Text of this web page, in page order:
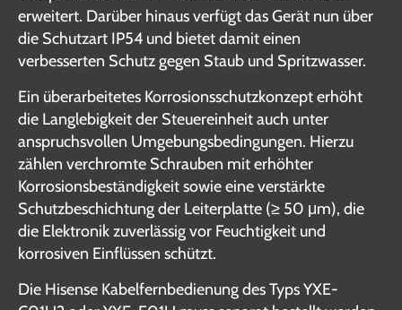
erweitert. Darüber hinaus verfügt das Gerät nun über
die Schutzart IP54 und bietet damit einen
verbesserten Schutz gegen Staub und Spritzwasser.
Ein überarbeitetes Korrosionsschutzkonzept erhöht
die Langlebigkeit der Steuereinheit auch unter
anspruchsvollen Umgebungsbedingungen. Hierzu
zählen verchromte Schrauben mit erhöhter
Korrosionsbeständigkeit sowie eine verstärkte
Schutzbeschichtung der Leiterplatte (≥ 50 μm), die
die Elektronik zuverlässig vor Feuchtigkeit und
korrosiven Einflüssen schützt.
Die Hisense Kabelfernbedienung des Typs YXE-